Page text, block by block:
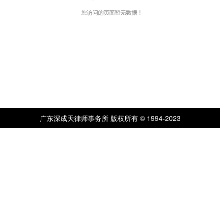
广东深成天律师事务所 版权所有 © 1994-2023